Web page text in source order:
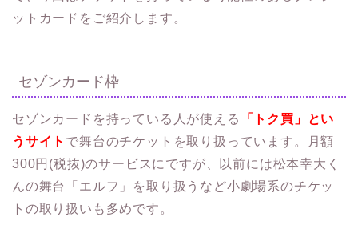
ットカードをご紹介します。
セゾンカード枠
セゾンカードを持っている人が使える
「トク買」とい
うサイト で舞台のチケットを取り扱っています。月額
300円(税抜)のサービスにですが、以前には松本幸大く
んの舞台「エルフ」を取り扱うなど小劇場系のチケッ
トの取り扱いも多めです。